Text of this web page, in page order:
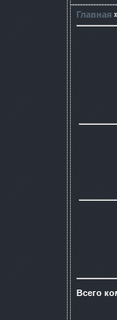
Главная
Всего